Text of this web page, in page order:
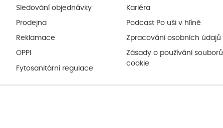
Sledování objednávky
Prodejna
Reklamace
OPPI
Fytosanitární regulace
Kariéra
Podcast Po uši v hlíně
Zpracování osobních údajů
Zásady o používání souborů
cookie